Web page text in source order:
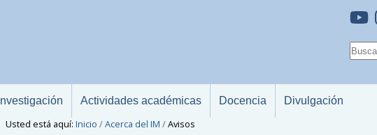
Investigación Actividades académicas Docencia Divulgación
Usted está aquí: Inicio /Acerca del IM /Avisos